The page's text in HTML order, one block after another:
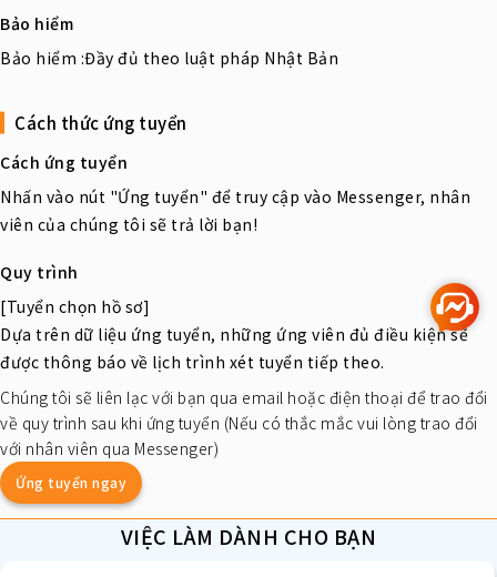
Bảo hiểm
Bảo hiểm :Đầy đủ theo luật pháp Nhật Bản
Cách thức ứng tuyển
Cách ứng tuyển
Nhấn vào nút "Ứng tuyển" để truy cập vào Messenger, nhân
viên của chúng tôi sẽ trả lời bạn!
Quy trình
[Tuyển chọn hồ sơ]
Dựa trên dữ liệu ứng tuyển, những ứng viên đủ điều kiện sẽ
được thông báo về lịch trình xét tuyển tiếp theo.
Chúng tôi sẽ liên lạc với bạn qua email hoặc điện thoại để trao đổi
về quy trình sau khi ứng tuyển (Nếu có thắc mắc vui lòng trao đổi
với nhân viên qua Messenger)
Ứng tuyển ngay
VIỆC LÀM DÀNH CHO BẠN